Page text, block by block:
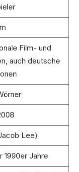
Film- und
auch deutsche
Lee)
1990er Jahre